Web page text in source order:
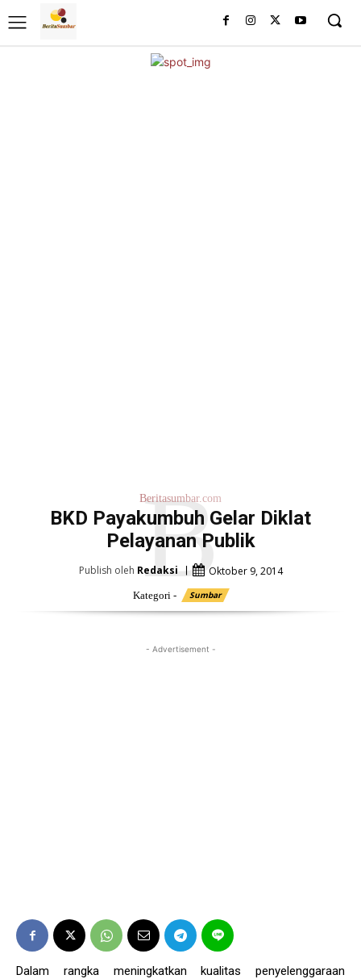
Beritasumbar.com
BKD Payakumbuh Gelar Diklat
Pelayanan Publik
B
Publish oleh Redaksi Oktober 9, 2014
Kategori - Sumbar
- Advertisement -
Dalam rangka meningkatkan kualitas penyelenggaraan